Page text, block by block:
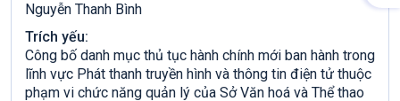
Nguyễn Thanh Bình
Trích yếu:
Công bố danh mục thủ tục hành chính mới ban hành trong
lĩnh vực Phát thanh truyền hình và thông tin điện tử thuộc
phạm vi chức năng quản lý của Sở Văn hoá và Thể thao